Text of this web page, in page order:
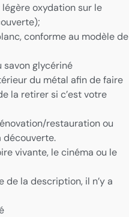
oxydation sur le
conforme au modèle de
savon glycériné
du métal afin de faire
la retirer si c’est votre
restauration ou
découverte.
vivante, le cinéma ou le
de la description, il n’y a